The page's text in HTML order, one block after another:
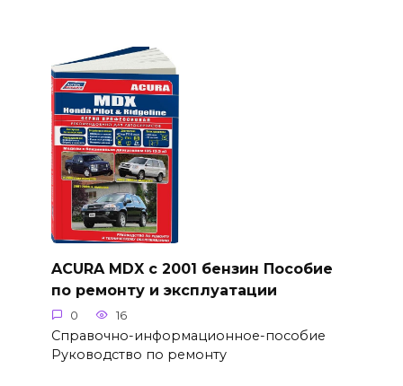
ACURA MDX с 2001 бензин Пособие
по ремонту и эксплуатации
0 16
Справочно-информационное-пособие
Руководство по ремонту